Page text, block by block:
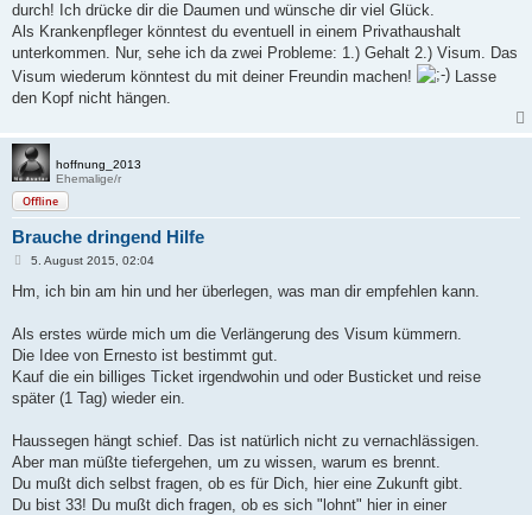
durch! Ich drücke dir die Daumen und wünsche dir viel Glück.
Als Krankenpfleger könntest du eventuell in einem Privathaushalt
unterkommen. Nur, sehe ich da zwei Probleme: 1.) Gehalt 2.) Visum. Das
Visum wiederum könntest du mit deiner Freundin machen!
Lasse
den Kopf nicht hängen.
hoffnung_2013
Ehemalige/r
Offline
Brauche dringend Hilfe
B
i
a
5. August 2015, 02:04
Hm, ich bin am hin und her überlegen, was man dir empfehlen kann.
Als erstes würde mich um die Verlängerung des Visum kümmern.
Die Idee von Ernesto ist bestimmt gut.
Kauf die ein billiges Ticket irgendwohin und oder Busticket und reise
später (1 Tag) wieder ein.
Haussegen hängt schief. Das ist natürlich nicht zu vernachlässigen.
Aber man müßte tiefergehen, um zu wissen, warum es brennt.
Du mußt dich selbst fragen, ob es für Dich, hier eine Zukunft gibt.
Du bist 33! Du mußt dich fragen, ob es sich "lohnt" hier in einer